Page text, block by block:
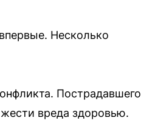
Несколько
Пострадавшего
вреда здоровью.